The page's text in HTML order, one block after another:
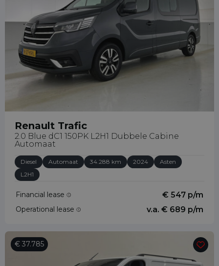
Renault Trafic
2.0 Blue dC1 150PK L2H1 Dubbele Cabine
Automaat
Diesel Automaat 34.288 km 2024
Asten
L2H1
Financial lease € 547 p/m
Operational lease v.a. € 689 p/m
€ 37.785